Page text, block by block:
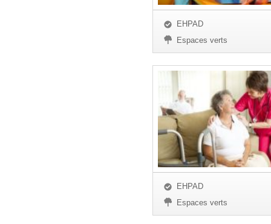
EHPAD
Espaces verts
EHPAD
Espaces verts